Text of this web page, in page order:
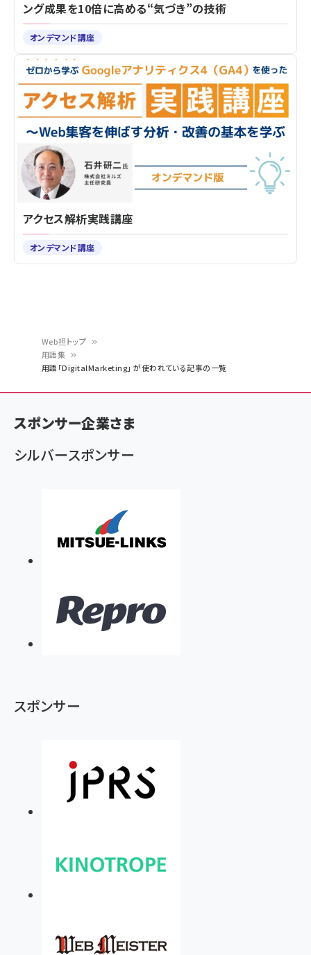
ン
く
ず
Web担トップ
用語集
用語「DigitalMarketing」 が使われている記事の一覧
ング成果を10倍に高める“気づき”の技術
オンデマンド講座
アクセス解析実践講座
オンデマンド講座
スポンサー企業さま
シルバースポンサー
スポンサー